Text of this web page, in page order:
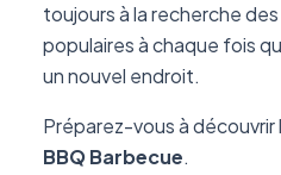
toujours à la recherche
populaires à chaque fois
un nouvel endroit.
Préparez-vous à
BBQ Barbecue.